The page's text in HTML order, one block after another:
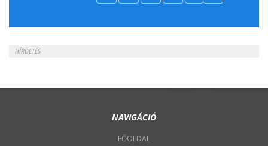
HÍRDETÉS
NAVIGÁCIÓ
FŐOLDAL